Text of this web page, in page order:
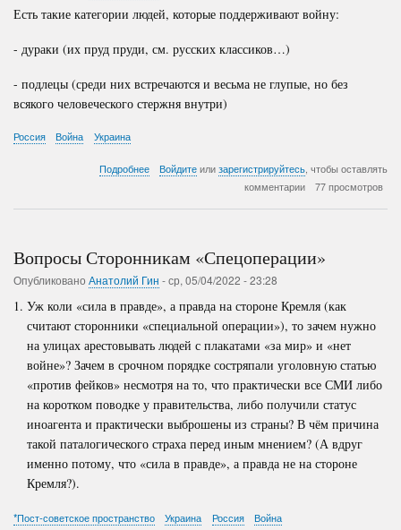
Есть такие категории людей, которые поддерживают войну:
- дураки (их пруд пруди, см. русских классиков…)
- подлецы (среди них встречаются и весьма не глупые, но без
всякого человеческого стержня внутри)
Россия Война Украина
Подробнее
Мир:
Зачем
Отвечать?
Войдите или зарегистрируйтесь, чтобы оставлять
комментарии
77 просмотров
Вопросы Сторонникам «Спецоперации»
Опубликовано Анатолий Гин -ср, 05/04/2022 - 23:28
Уж коли «сила в правде», а правда на стороне Кремля (как
считают сторонники «специальной операции»), то зачем нужно
на улицах арестовывать людей с плакатами «за мир» и «нет
войне»? Зачем в срочном порядке состряпали уголовную статью
«против фейков» несмотря на то, что практически все СМИ либо
на коротком поводке у правительства, либо получили статус
иноагента и практически выброшены из страны? В чём причина
такой паталогического страха перед иным мнением? (А вдруг
именно потому, что «сила в правде», а правда не на стороне
Кремля?).
*Пост-советское пространство Украина Россия Война